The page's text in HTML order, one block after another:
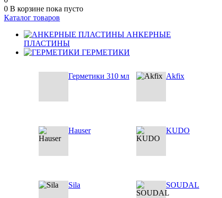
0 В корзине пока пусто
Каталог товаров
АНКЕРНЫЕ
ПЛАСТИНЫ
ГЕРМЕТИКИ
Герметики 310 мл Akfix
Hauser KUDO
Sila SOUDAL